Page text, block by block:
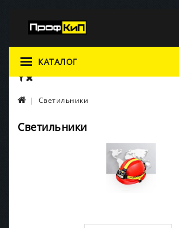
КАТАЛОГ
Светильники
Светильники